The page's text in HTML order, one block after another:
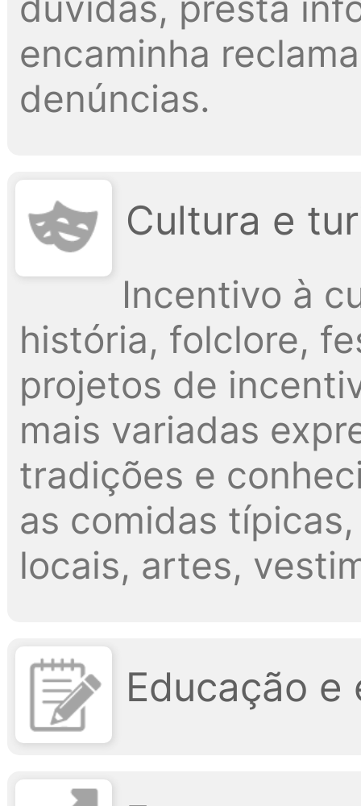
encaminha
denúncias.
Cultura e
Incentivo à
história, folclore,
projetos de
mais variadas
tradições e
as comidas
locais, artes,
Educação